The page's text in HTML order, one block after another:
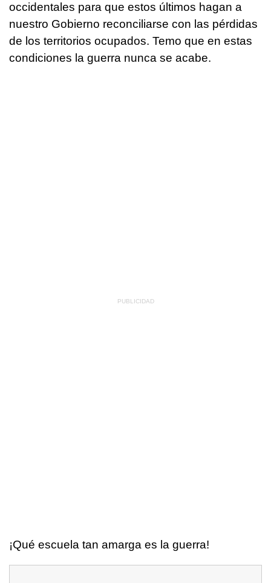
occidentales para que estos últimos hagan a
nuestro Gobierno reconciliarse con las pérdidas
de los territorios ocupados. Temo que en estas
condiciones la guerra nunca se acabe.
¡Qué escuela tan amarga es la guerra!